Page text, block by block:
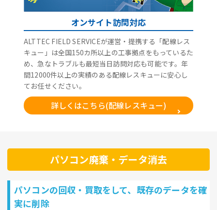
オンサイト訪問対応
ALTTEC FIELD SERVICEが運営・提携する「配線レス
キュー」は全国150カ所以上の工事拠点をもっているた
め、急なトラブルも最短当日訪問対応も可能です。年
間12000件以上の実績のある配線レスキューに安心し
てお任せください。
詳しくはこちら(配線レスキュー)
パソコン廃棄・データ消去
パソコンの回収・買取をして、既存のデータを確
実に削除